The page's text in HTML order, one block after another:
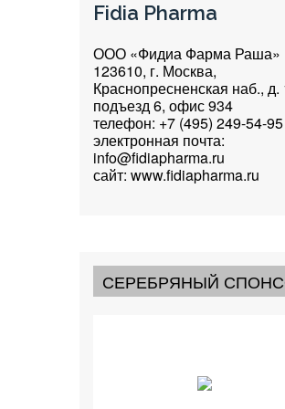
Fidia Pharma
ООО «Фидиа Фарма Раша»
123610, г. Москва,
Краснопресненская наб., д.
подъезд 6, офис 934
телефон: +7 (495) 249-54-95
электронная почта:
info@fidiapharma.ru
сайт: www.fidiapharma.ru
СЕРЕБРЯНЫЙ